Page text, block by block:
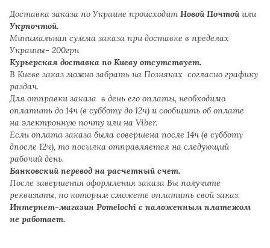
Доставка заказа по Украине происходит Новой Почтой или
Укрпочтой.
Минимальная сумма заказа при доставке в пределах
Украины- 200грн
Курьерская доставка по Киеву отсутствует.
В Киеве заказ можно забрать на Позняках согласно графику
раздач.
Для отправки заказа в день его оплаты, необходимо
оплатить до 14ч (в субботу до 12ч) и сообщить об оплате
на электронную почту или на Viber.
Если оплата заказа была совершена после 14ч (в субботу
дпосле 12ч), то посылка отправляется на следующий
рабочий день.
Банковский перевод на расчетный счет.
После завершения оформления заказа Вы получите
реквизиты, по которым сможете оплатить свой заказ.
Интернет-магазин Pomelochi с наложенным платежом
не работает.